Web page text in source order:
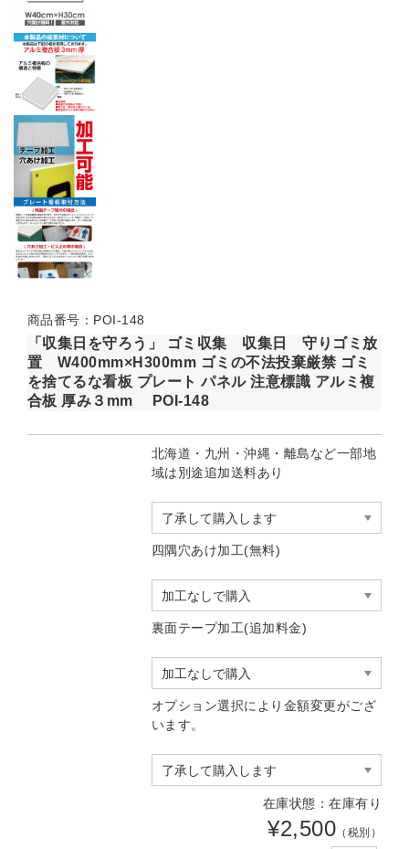
商品番号：POI-148
「収集日を守ろう」 ゴミ収集 収集日 守りゴミ放
置 W400mm×H300mm ゴミの不法投棄厳禁 ゴミ
を捨てるな看板 プレート パネル 注意標識 アルミ複
合板 厚み３mm POI-148
北海道・九州・沖縄・離島など一部地
域は別途追加送料あり
四隅穴あけ加工(無料)
裏面テープ加工(追加料金)
オプション選択により金額変更がござ
います。
在庫状態：在庫有り
¥2,500 （税別）